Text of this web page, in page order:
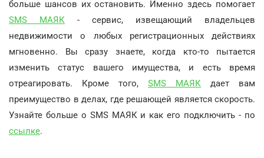
больше шансов их остановить. Именно здесь помогает
SMS МАЯК - сервис, извещающий владельцев
недвижимости о любых регистрационных действиях
мгновенно. Вы сразу знаете, когда кто-то пытается
изменить статус вашего имущества, и есть время
отреагировать. Кроме того, SMS МАЯК дает вам
преимущество в делах, где решающей является скорость.
Узнайте больше о SMS МАЯК и как его подключить - по
ссылке.